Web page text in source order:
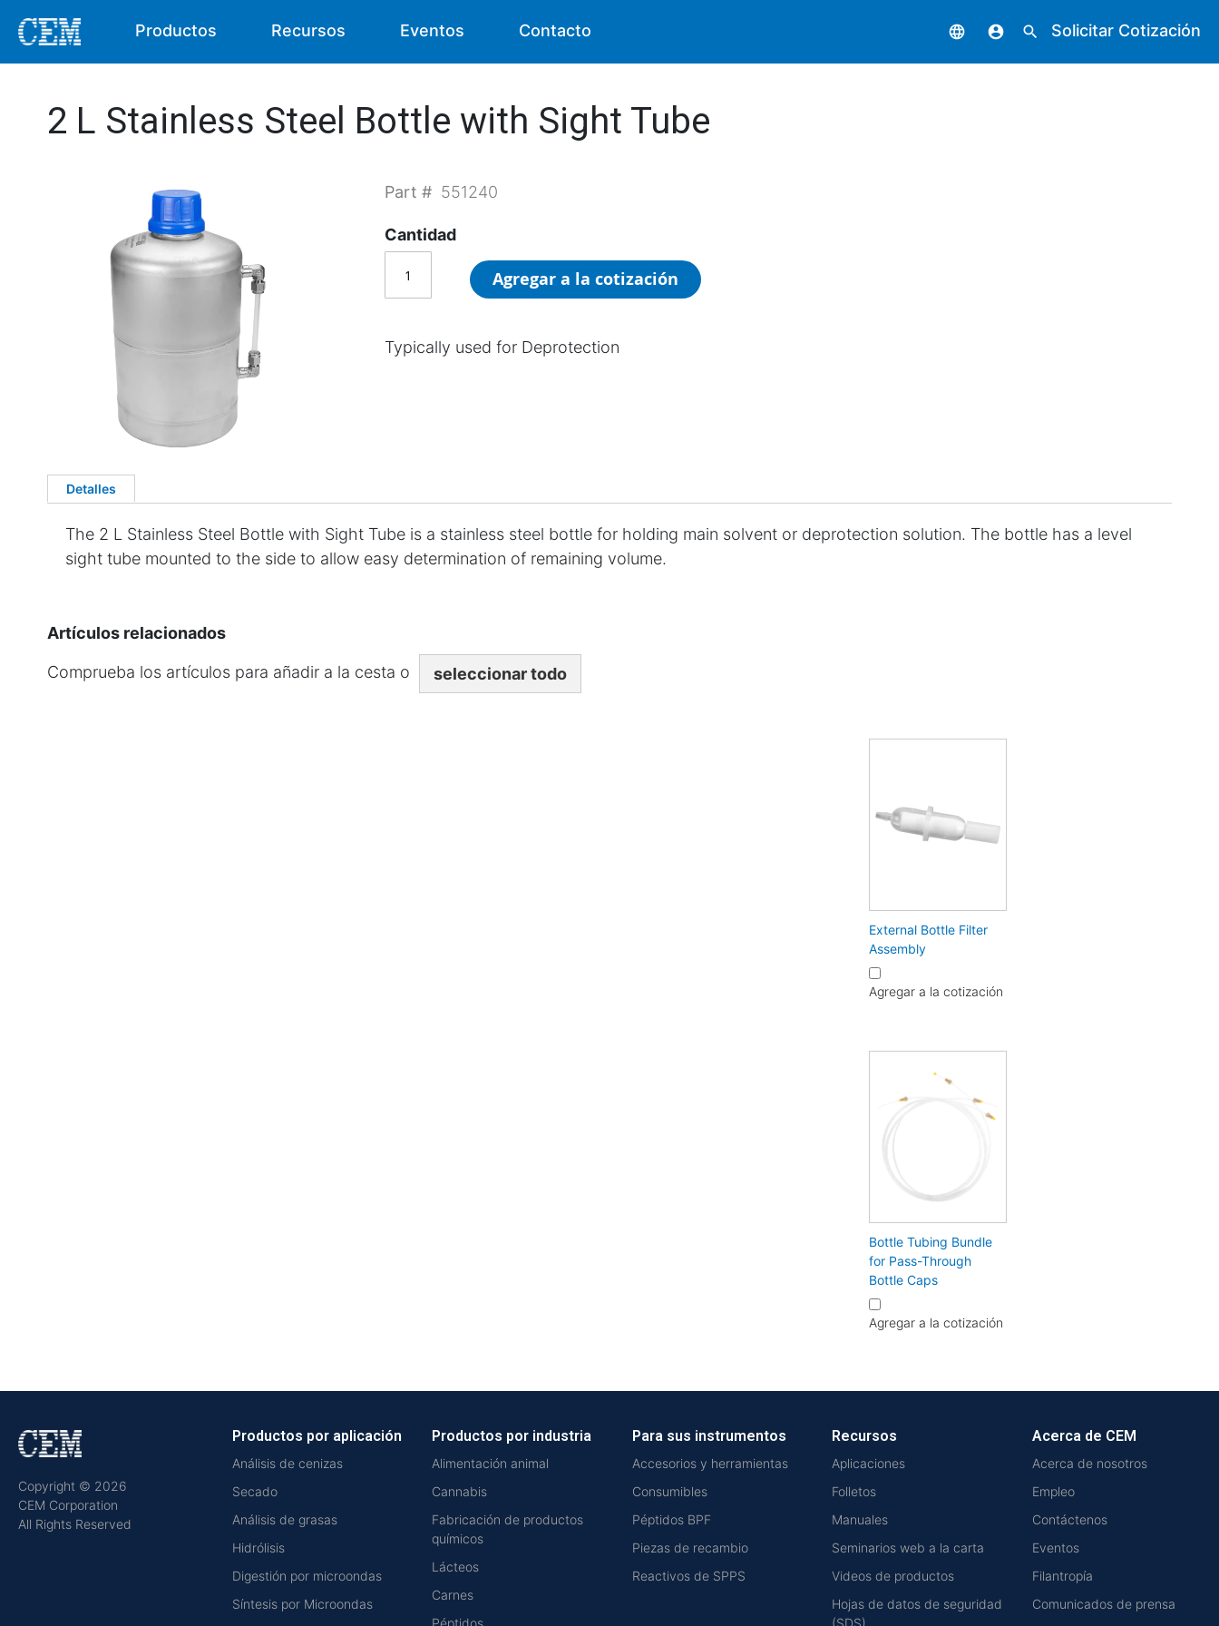
Productos Recursos Eventos Contacto language account_circle search Solicitar Cotización
2 L Stainless Steel Bottle with Sight Tube
Part # 551240
Cantidad
Agregar a la cotización
Typically used for Deprotection
Detalles
The 2 L Stainless Steel Bottle with Sight Tube is a stainless steel bottle for holding main solvent or deprotection solution. The bottle has a level
sight tube mounted to the side to allow easy determination of remaining volume.
Artículos relacionados
Comprueba los artículos para añadir a la cesta o seleccionar todo
External Bottle Filter
Assembly
Agregar a la cotización
Bottle Tubing Bundle
for Pass-Through
Bottle Caps
Agregar a la cotización
Copyright © 2026
CEM Corporation
All Rights Reserved
Productos por aplicación
Análisis de cenizas
Secado
Análisis de grasas
Hidrólisis
Digestión por microondas
Síntesis por Microondas
Productos por industria
Alimentación animal
Cannabis
Fabricación de productos
químicos
Lácteos
Carnes
Péptidos
Para sus instrumentos
Accesorios y herramientas
Consumibles
Péptidos BPF
Piezas de recambio
Reactivos de SPPS
Recursos
Aplicaciones
Folletos
Manuales
Seminarios web a la carta
Videos de productos
Hojas de datos de seguridad
(SDS)
Acerca de CEM
Acerca de nosotros
Empleo
Contáctenos
Eventos
Filantropía
Comunicados de prensa